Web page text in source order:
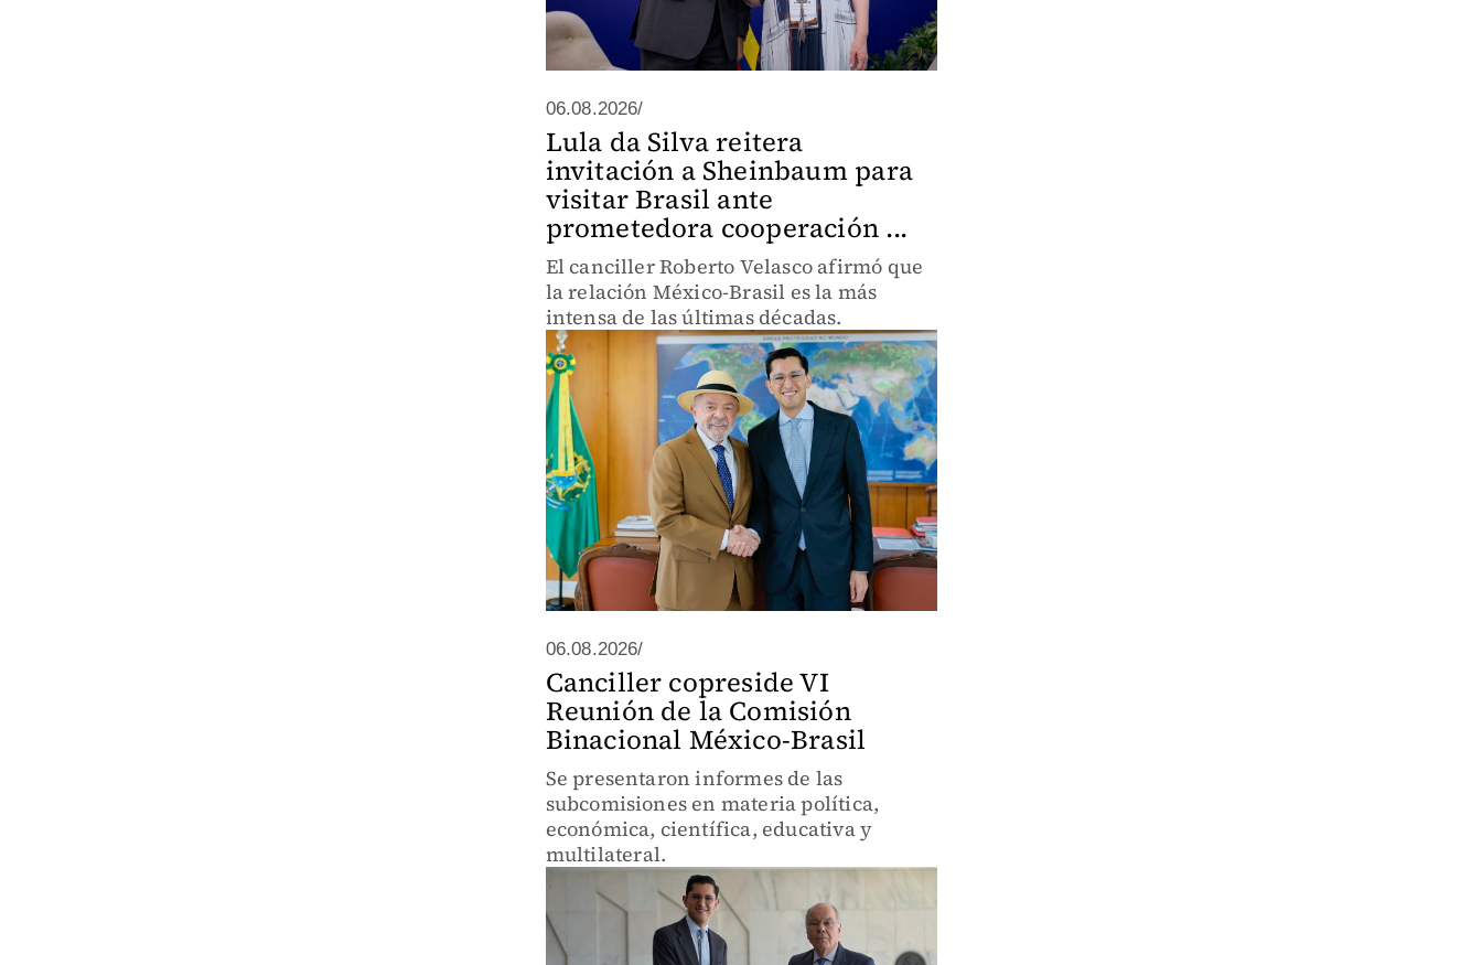
06.08.2026/
Lula da Silva reitera
invitación a Sheinbaum para
visitar Brasil ante
prometedora cooperación ...
El canciller Roberto Velasco afirmó que
la relación México-Brasil es la más
intensa de las últimas décadas.
06.08.2026/
Canciller copreside VI
Reunión de la Comisión
Binacional México-Brasil
Se presentaron informes de las
subcomisiones en materia política,
económica, científica, educativa y
multilateral.